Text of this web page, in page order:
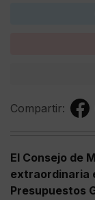
Compartir:
El Consejo de
extraordinaria
Presupuestos